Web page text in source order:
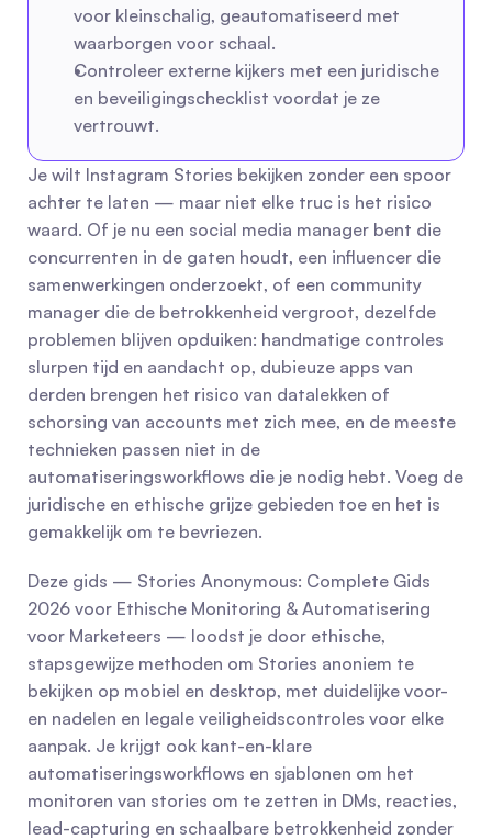
voor kleinschalig, geautomatiseerd met
waarborgen voor schaal.
Controleer externe kijkers met een juridische
en beveiligingschecklist voordat je ze
vertrouwt.
Je wilt Instagram Stories bekijken zonder een spoor
achter te laten — maar niet elke truc is het risico
waard. Of je nu een social media manager bent die
concurrenten in de gaten houdt, een influencer die
samenwerkingen onderzoekt, of een community
manager die de betrokkenheid vergroot, dezelfde
problemen blijven opduiken: handmatige controles
slurpen tijd en aandacht op, dubieuze apps van
derden brengen het risico van datalekken of
schorsing van accounts met zich mee, en de meeste
technieken passen niet in de
automatiseringsworkflows die je nodig hebt. Voeg de
juridische en ethische grijze gebieden toe en het is
gemakkelijk om te bevriezen.
Deze gids — Stories Anonymous: Complete Gids
2026 voor Ethische Monitoring & Automatisering
voor Marketeers — loodst je door ethische,
stapsgewijze methoden om Stories anoniem te
bekijken op mobiel en desktop, met duidelijke voor-
en nadelen en legale veiligheidscontroles voor elke
aanpak. Je krijgt ook kant-en-klare
automatiseringsworkflows en sjablonen om het
monitoren van stories om te zetten in DMs, reacties,
lead-capturing en schaalbare betrokkenheid zonder